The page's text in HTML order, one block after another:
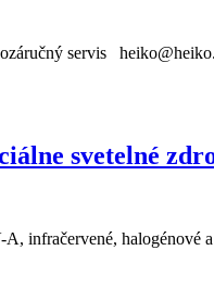
servis
svetelné
infračervené,